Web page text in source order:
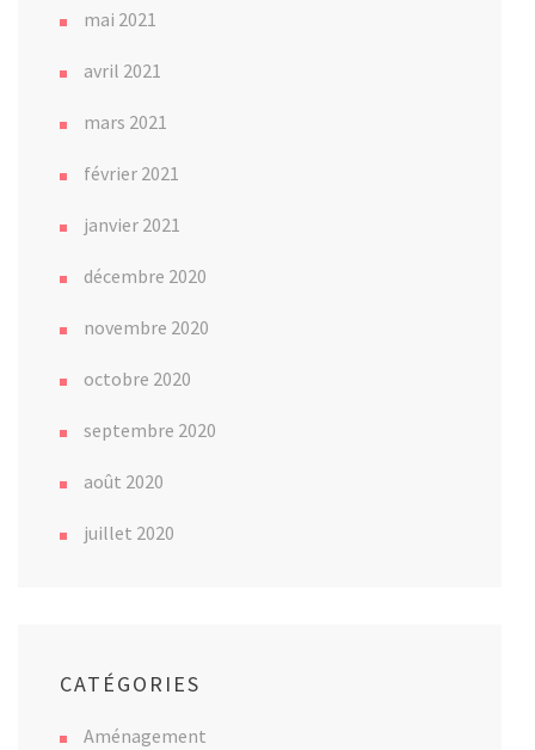
mai 2021
avril 2021
mars 2021
février 2021
janvier 2021
décembre 2020
novembre 2020
octobre 2020
septembre 2020
août 2020
juillet 2020
CATÉGORIES
Aménagement